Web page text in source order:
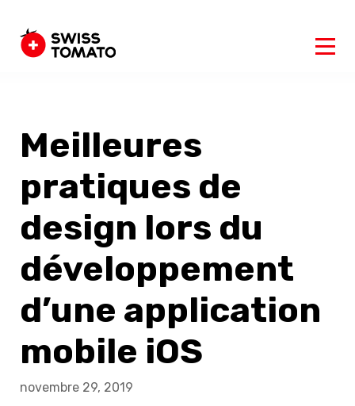
Meilleures
pratiques de
design lors du
développement
d’une application
mobile iOS
novembre 29, 2019